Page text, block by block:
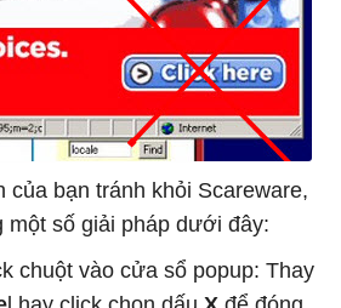
của bạn tránh khỏi Scareware,
một số giải pháp dưới đây:
chuột vào cửa sổ popup: Thay